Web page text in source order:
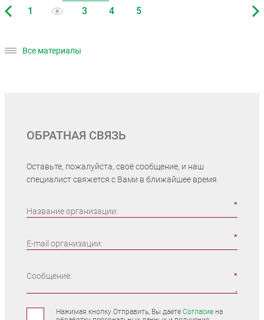
Все материалы
ОБРАТНАЯ СВЯЗЬ
Оставьте, пожалуйста, своё сообщение, и наш
специалист свяжется с Вами в ближайшее время.
Название организации:
E-mail организации:
Сообщение:
Нажимая кнопку Отправить, Вы даете Согласиена